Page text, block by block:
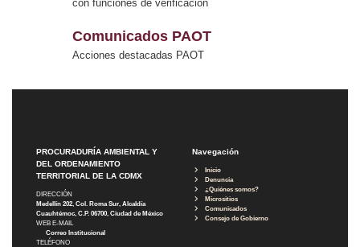
con funciones de verificación
Comunicados PAOT
Acciones destacadas PAOT
PROCURADURÍA AMBIENTAL Y
DEL ORDENAMIENTO
TERRITORIAL DE LA CDMX
DIRECCIÓN
Medellín 202, Col. Roma Sur, Alcaldía
Cuauhtémoc, C.P. 06700, Ciudad de México
WEB E-MAIL
Correo Institucional
TELÉFONO
Navegación
Inicio
Denuncia
¿Quiénes somos?
Micrositios
Comunicados
Consejo de Gobierno